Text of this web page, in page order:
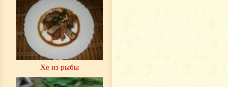
Хе из рыбы